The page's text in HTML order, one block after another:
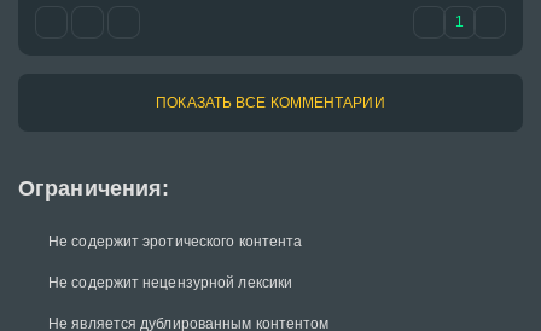
Ограничения:
Не содержит эротического контента
Не содержит нецензурной лексики
Не является дублированным контентом
1
ПОКАЗАТЬ ВСЕ КОММЕНТАРИИ